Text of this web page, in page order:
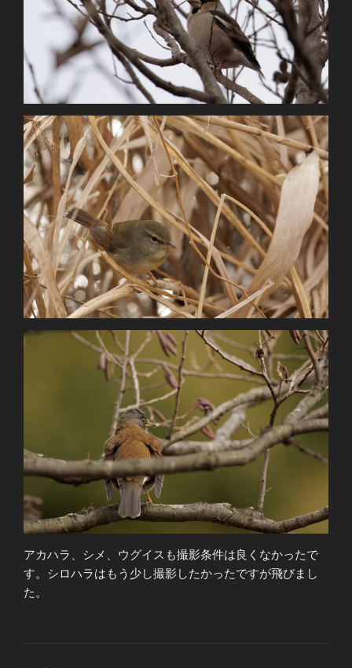
アカハラ、シメ、ウグイスも撮影条件は良くなかったで
す。シロハラはもう少し撮影したかったですが飛びまし
た。